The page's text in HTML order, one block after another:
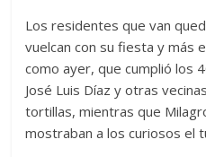
Los residentes que van
vuelcan con su fiesta y más
como ayer, que cumplió los
José Luis Díaz y otras
tortillas, mientras que
mostraban a los curiosos el